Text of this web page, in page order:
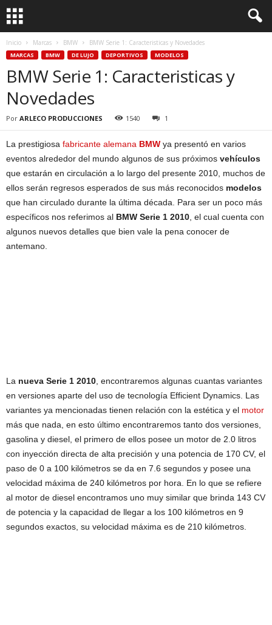
Inicio Marcas BMW BMW Serie 1: Caracteristicas y Novedades
MARCAS BMW DE LUJO DEPORTIVOS MODELOS
BMW Serie 1: Caracteristicas y
Novedades
Por ARLECO PRODUCCIONES 1540 1
La prestigiosa fabricante alemana BMW ya presentó en varios
eventos alrededor del mundo algunos de sus próximos vehículos
que estarán en circulación a lo largo del presente 2010, muchos de
ellos serán regresos esperados de sus más reconocidos modelos
que han circulado durante la última década. Para ser un poco más
específicos nos referimos al BMW Serie 1 2010 , el cual cuenta con
algunos nuevos detalles que bien vale la pena conocer de
antemano.
La nueva Serie 1 2010 , encontraremos algunas cuantas variantes
en versiones aparte del uso de tecnología Efficient Dynamics. Las
variantes ya mencionadas tienen relación con la estética y el motor
más que nada, en esto último encontraremos tanto dos versiones,
gasolina y diesel, el primero de ellos posee un motor de 2.0 litros
con inyección directa de alta precisión y una potencia de 170 CV, el
paso de 0 a 100 kilómetros se da en 7.6 segundos y posee una
velocidad máxima de 240 kilómetros por hora. En lo que se refiere
al motor de diesel encontramos uno muy similar que brinda 143 CV
de potencia y la capacidad de llegar a los 100 kilómetros en 9
segundos exactos, su velocidad máxima es de 210 kilómetros.